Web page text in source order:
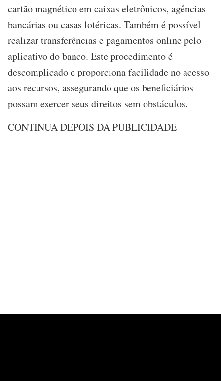
cartão magnético em caixas eletrônicos, agências
bancárias ou casas lotéricas. Também é possível
realizar transferências e pagamentos online pelo
aplicativo do banco. Este procedimento é
descomplicado e proporciona facilidade no acesso
aos recursos, assegurando que os beneficiários
possam exercer seus direitos sem obstáculos.
CONTINUA DEPOIS DA PUBLICIDADE